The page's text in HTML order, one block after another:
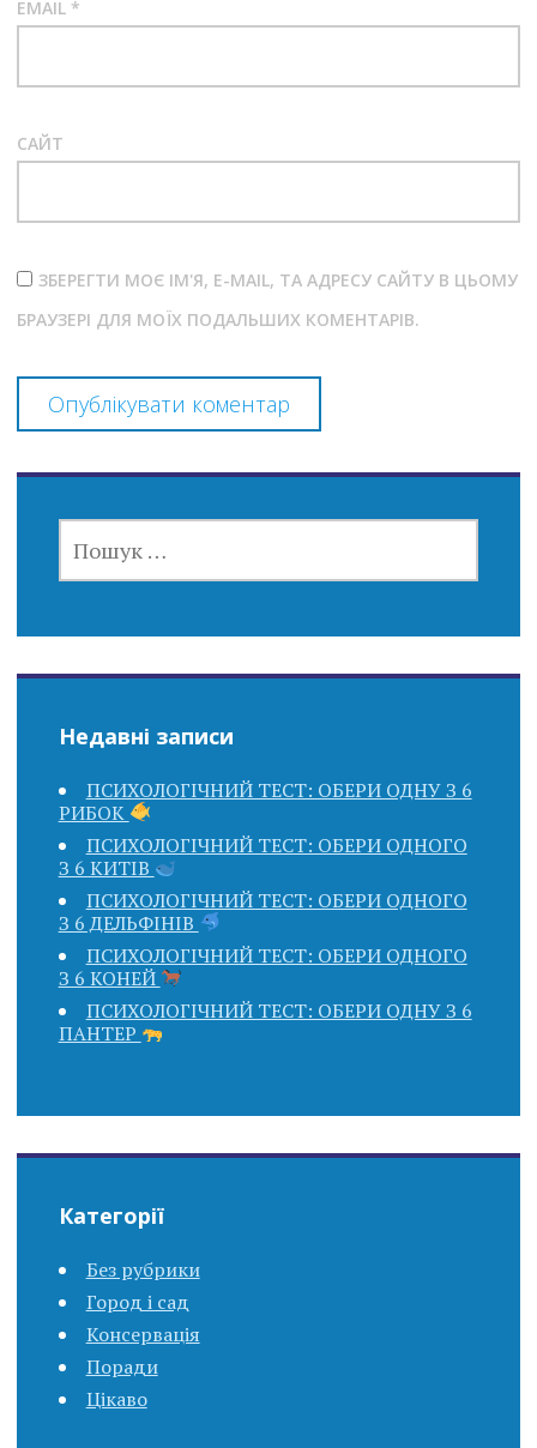
EMAIL *
САЙТ
ЗБЕРЕГТИ МОЄ ІМ'Я, E-MAIL, ТА АДРЕСУ САЙТУ В ЦЬОМУ
БРАУЗЕРІ ДЛЯ МОЇХ ПОДАЛЬШИХ КОМЕНТАРІВ.
Недавні записи
ПСИХОЛОГІЧНИЙ ТЕСТ: ОБЕРИ ОДНУ З 6
РИБОК
ПСИХОЛОГІЧНИЙ ТЕСТ: ОБЕРИ ОДНОГО
З 6 КИТІВ
ПСИХОЛОГІЧНИЙ ТЕСТ: ОБЕРИ ОДНОГО
З 6 ДЕЛЬФІНІВ
ПСИХОЛОГІЧНИЙ ТЕСТ: ОБЕРИ ОДНОГО
З 6 КОНЕЙ
ПСИХОЛОГІЧНИЙ ТЕСТ: ОБЕРИ ОДНУ З 6
ПАНТЕР
Категорії
Без рубрики
Город і сад
Консервація
Поради
Цікаво